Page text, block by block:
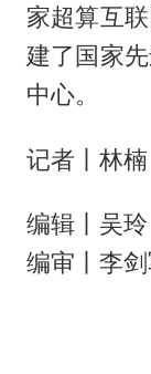
家超算互
建了国家
中心。
记者丨林楠
编辑丨吴玲
编审丨李